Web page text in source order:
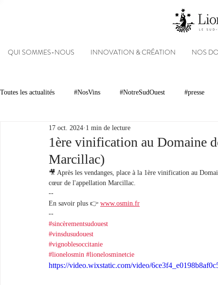
QUI SOMMES-NOUS INNOVATION & CRÉATION NOS
Toutes les actualités #NosVins #NotreSudOuest #presse
Chambre d’Amour Vins Armagnacs
Dégustations Evénements Réseaux sociaux
1ère vinification au Domaine
Marcillac)
17 oct. 2024 1 min de lecture
🎥 Après les vendanges, place à la 1ère vinification au
cœur de l'appellation Marcillac.
--
En savoir plus 👉 www.osmin.fr
--
#sincèrementsudouest
#vinsdusudouest
#vignoblesoccitanie
#lionelosmin #lionelosminetcie
https://video.wixstatic.com/video/